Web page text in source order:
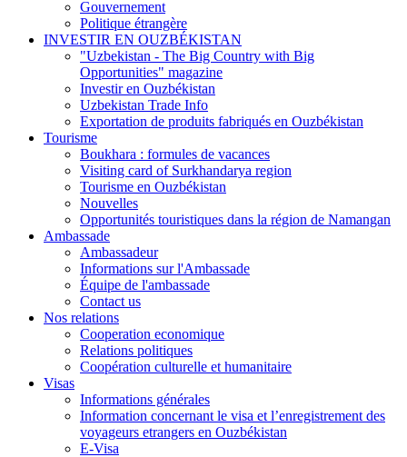
Gouvernement
Politique étrangère
INVESTIR EN OUZBÉKISTAN
"Uzbekistan - The Big Country with Big
Opportunities" magazine
Investir en Ouzbékistan
Uzbekistan Trade Info
Exportation de produits fabriqués en Ouzbékistan
Tourisme
Boukhara : formules de vacances
Visiting card of Surkhandarya region
Tourisme en Ouzbékistan
Nouvelles
Opportunités touristiques dans la région de Namangan
Ambassade
Ambassadeur
Informations sur l'Ambassade
Équipe de l'ambassade
Contact us
Nos relations
Cooperation economique
Relations politiques
Coopération culturelle et humanitaire
Visas
Informations générales
Information concernant le visa et l’enregistrement des
voyageurs etrangers en Ouzbékistan
E-Visa